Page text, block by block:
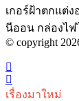
เกอร์ฝ้าตกแต่
นีออน กล่องไฟ
© copyright
เรื่องมาใหม่